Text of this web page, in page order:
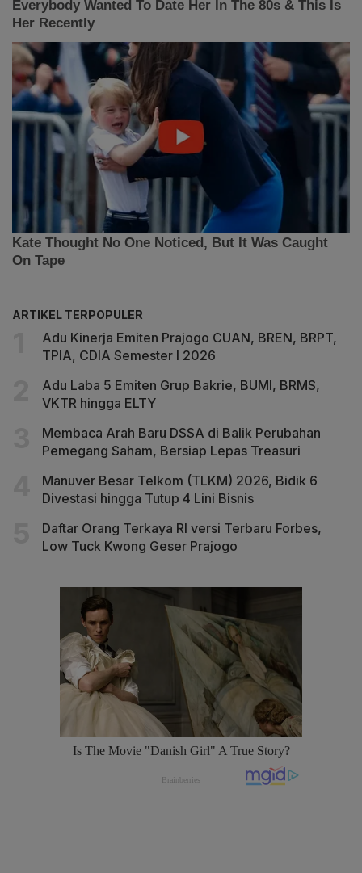
ARTIKEL TERPOPULER
Adu Kinerja Emiten Prajogo CUAN, BREN, BRPT,
TPIA, CDIA Semester I 2026
Adu Laba 5 Emiten Grup Bakrie, BUMI, BRMS,
VKTR hingga ELTY
Membaca Arah Baru DSSA di Balik Perubahan
Pemegang Saham, Bersiap Lepas Treasuri
Manuver Besar Telkom (TLKM) 2026, Bidik 6
Divestasi hingga Tutup 4 Lini Bisnis
Daftar Orang Terkaya RI versi Terbaru Forbes,
Low Tuck Kwong Geser Prajogo